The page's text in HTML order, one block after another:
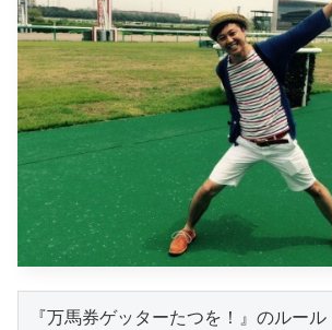
『万馬券ゲッターたつを！』のルール